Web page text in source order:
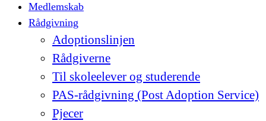
Medlemskab
Rådgivning
Adoptionslinjen
Rådgiverne
Til skoleelever og studerende
PAS-rådgivning (Post Adoption Service)
Pjecer